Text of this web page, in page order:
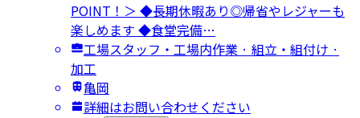
POINT！＞ ◆長期休暇あり◎帰省やレジャーも
楽しめます ◆食堂完備…
工場スタッフ・工場内作業 · 組立・組付け ·
加工
亀岡
詳細はお問い合わせください